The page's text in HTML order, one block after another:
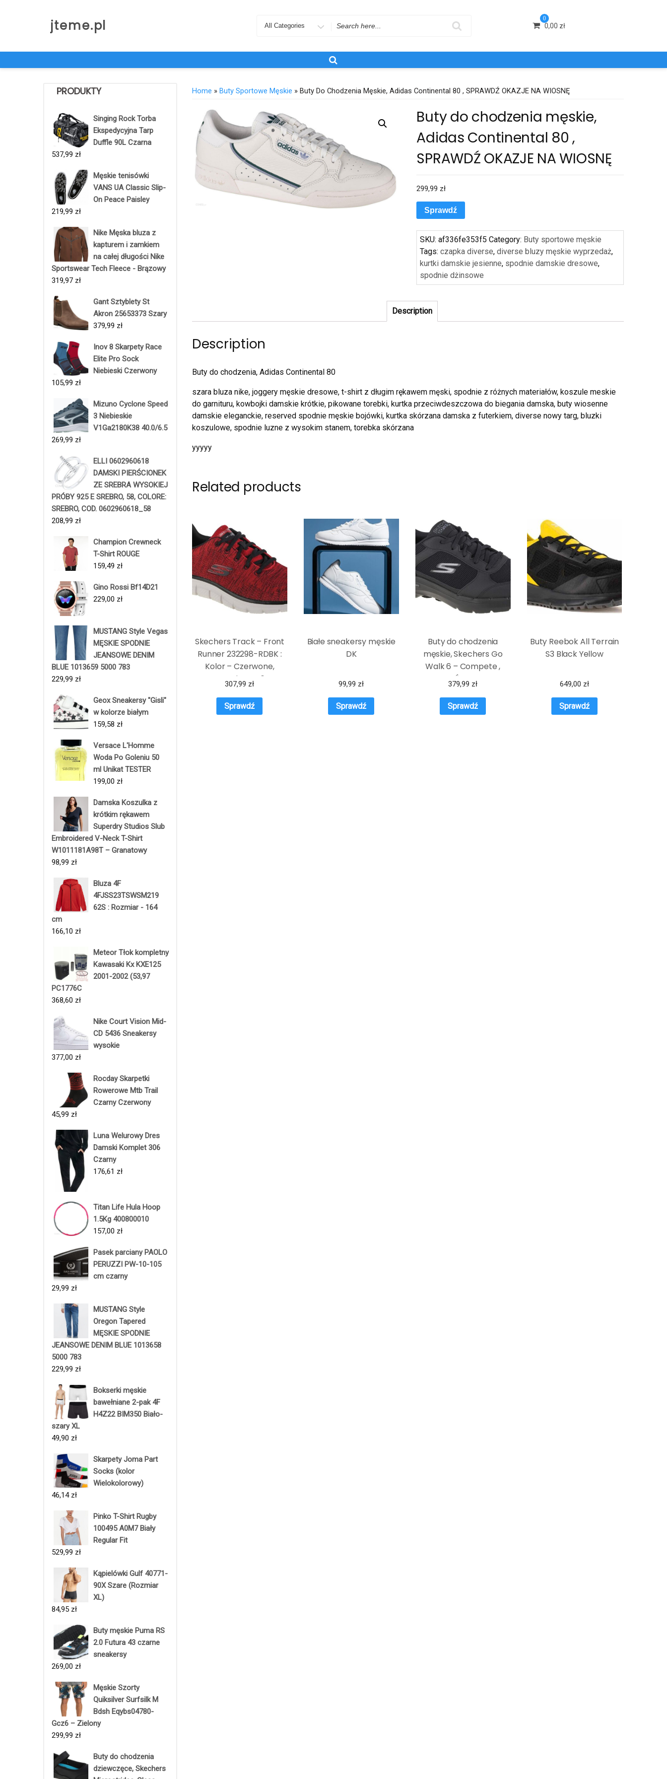
jteme.pl
Search
0
0,00 zł
PRODUKTY
Singing Rock Torba
Ekspedycyjna Tarp
Duffle 90L Czarna
537,99 zł
Męskie tenisówki
VANS UA Classic Slip-
On Peace Paisley
219,99 zł
Nike Męska bluza z
kapturem i zamkiem
na całej długości Nike
Sportswear Tech Fleece - Brązowy
319,97 zł
Gant Sztyblety St
Akron 25653373 Szary
379,99 zł
Inov 8 Skarpety Race
Elite Pro Sock
Niebieski Czerwony
105,99 zł
Mizuno Cyclone Speed
3 Niebieskie
V1Ga2180K38 40.0/6.5
269,99 zł
ELLI 0602960618
DAMSKI PIERŚCIONEK
ZE SREBRA WYSOKIEJ
PRÓBY 925 E SREBRO, 58, COLORE:
SREBRO, COD. 0602960618_58
208,99 zł
Champion Crewneck
T-Shirt ROUGE
159,49 zł
Gino Rossi Bf14D21
229,00 zł
MUSTANG Style Vegas
MĘSKIE SPODNIE
JEANSOWE DENIM
BLUE 1013659 5000 783
229,99 zł
Geox Sneakersy "Gisli"
w kolorze białym
159,58 zł
Versace L'Homme
Woda Po Goleniu 50
ml Unikat TESTER
199,00 zł
Damska Koszulka z
krótkim rękawem
Superdry Studios Slub
Embroidered V-Neck T-Shirt
W1011181A98T – Granatowy
98,99 zł
Bluza 4F
4FJSS23TSWSM219
62S : Rozmiar - 164
cm
166,10 zł
Meteor Tłok kompletny
Kawasaki Kx KXE125
2001-2002 (53,97
PC1776C
368,60 zł
Nike Court Vision Mid-
CD 5436 Sneakersy
wysokie
377,00 zł
Rocday Skarpetki
Rowerowe Mtb Trail
Czarny Czerwony
45,99 zł
Luna Welurowy Dres
Damski Komplet 306
Czarny
176,61 zł
Titan Life Hula Hoop
1.5Kg 400800010
157,00 zł
Pasek parciany PAOLO
PERUZZI PW-10-105
cm czarny
29,99 zł
MUSTANG Style
Oregon Tapered
MĘSKIE SPODNIE
JEANSOWE DENIM BLUE 1013658
5000 783
229,99 zł
Bokserki męskie
bawełniane 2-pak 4F
H4Z22 BIM350 Biało-
szary XL
49,90 zł
Skarpety Joma Part
Socks (kolor
Wielokolorowy)
46,14 zł
Pinko T-Shirt Rugby
100495 A0M7 Biały
Regular Fit
529,99 zł
Kąpielówki Gulf 40771-
90X Szare (Rozmiar
XL)
84,95 zł
Buty męskie Puma RS
2.0 Futura 43 czarne
sneakersy
269,00 zł
Męskie Szorty
Quiksilver Surfsilk M
Bdsh Eqybs04780-
Gcz6 – Zielony
299,99 zł
Buty do chodzenia
dziewczęce, Skechers
Home » Buty Sportowe Męskie » Buty Do Chodzenia Męskie, Adidas Continental 80 , SPRAWDŹ OKAZJE NA WIOSNĘ
Buty do chodzenia męskie,
Adidas Continental 80 ,
SPRAWDŹ OKAZJE NA WIOSNĘ
299,99 zł
Sprawdź
SKU:af336fe353f5 Category: Buty sportowe męskie
Tags:czapka diverse,diverse bluzy męskie wyprzedaż,
kurtki damskie jesienne, spodnie damskie dresowe,
spodnie dżinsowe
Description
Description
Buty do chodzenia, Adidas Continental 80
szara bluza nike, joggery męskie dresowe, t-shirt z długim rękawem męski, spodnie z różnych materiałów, koszule meskie
do garnituru, kowbojki damskie krótkie, pikowane torebki, kurtka przeciwdeszczowa do biegania damska, buty wiosenne
damskie eleganckie, reserved spodnie męskie bojówki, kurtka skórzana damska z futerkiem, diverse nowy targ, bluzki
koszulowe, spodnie luzne z wysokim stanem, torebka skórzana
yyyyy
Related products
Skechers Track – Front
Runner 232298-RDBK :
Kolor – Czerwone,
Rozmiar – 46
307,99 zł
Sprawdź
Białe sneakersy męskie
DK
99,99 zł
Sprawdź
Buty do chodzenia
męskie, Skechers Go
Walk 6 – Compete ,
SPRAWDŹ OKAZJE NA
WIOSNĘ
379,99 zł
Sprawdź
Buty Reebok All Terrain
S3 Black Yellow
649,00 zł
Sprawdź